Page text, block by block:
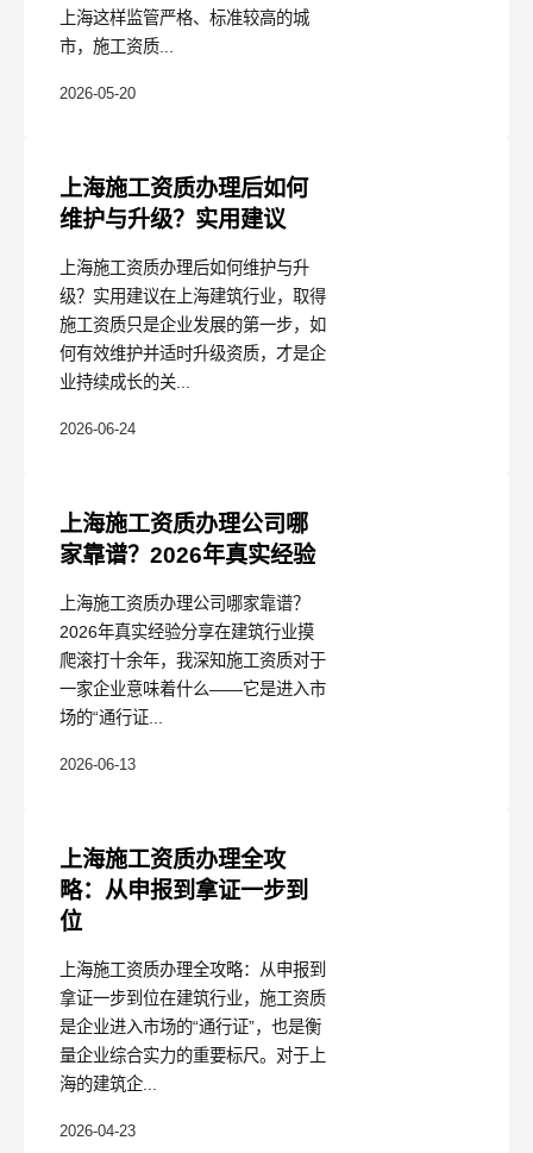
上海这样监管严格、标准较高的城
市，施工资质...
2026-05-20
上海施工资质办理后如何
维护与升级？实用建议
上海施工资质办理后如何维护与升
级？实用建议在上海建筑行业，取得
施工资质只是企业发展的第一步，如
何有效维护并适时升级资质，才是企
业持续成长的关...
2026-06-24
上海施工资质办理公司哪
家靠谱？2026年真实经验
上海施工资质办理公司哪家靠谱？
2026年真实经验分享在建筑行业摸
爬滚打十余年，我深知施工资质对于
一家企业意味着什么——它是进入市
场的“通行证...
2026-06-13
上海施工资质办理全攻
略：从申报到拿证一步到
位
上海施工资质办理全攻略：从申报到
拿证一步到位在建筑行业，施工资质
是企业进入市场的“通行证”，也是衡
量企业综合实力的重要标尺。对于上
海的建筑企...
2026-04-23